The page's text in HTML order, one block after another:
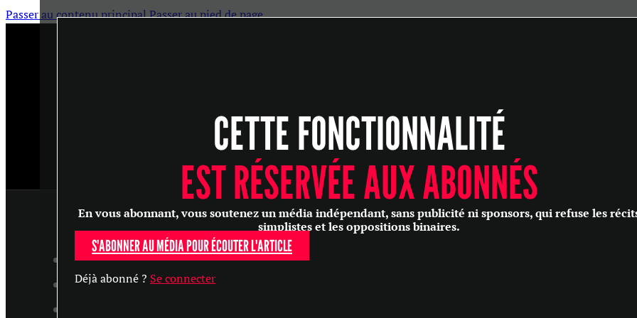
Passer au contenu principalPasser au pied de page
SANTÉ
PHILOSOPHIE
CULTURE
SOCIÉTÉ
ARTICLES
MASTERCLASS
CETTE FONCTIONNALITÉ
EST RÉSERVÉE AUX ABONNÉS
En vous abonnant, vous soutenez un média indépendant, sans publicité ni sponsors, qui refuse les
simplistes et les oppositions binaires.
S'ABONNER AU MÉDIA POUR ÉCOUTER L'ARTICLE
Déjà abonné ? Se connecter